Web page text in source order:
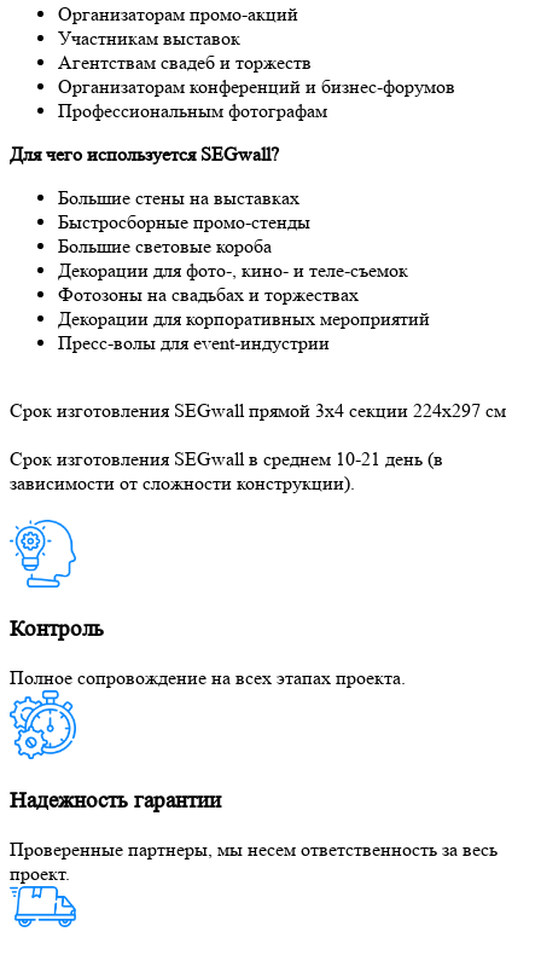
Организаторам промо-акций
Участникам выставок
Агентствам свадеб и торжеств
Организаторам конференций и бизнес-форумов
Профессиональным фотографам
Для чего используется SEGwall?
Большие стены на выставках
Быстросборные промо-стенды
Большие световые короба
Декорации для фото-, кино- и теле-съемок
Фотозоны на свадьбах и торжествах
Декорации для корпоративных мероприятий
Пресс-волы для event-индустрии
Срок изготовления SEGwall прямой 3x4 секции 224x297 см
Срок изготовления SEGwall в среднем 10-21 день (в
зависимости от сложности конструкции).
Контроль
Полное сопровождение на всех этапах проекта.
Надежность гарантии
Проверенные партнеры, мы несем ответственность за весь
проект.